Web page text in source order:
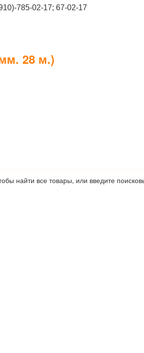
785-02-17; 67-02-17
28 м.)
найти все товары, или введите